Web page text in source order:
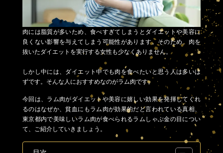
肉には脂質が多いため、食べすぎてしまうとダイエットや美容に
良くない影響を与えてしまう可能性があります。そのため、肉を
抜いたダイエットを実行する女性も少なくありません。
しかし中には、ダイエット中でも肉を食べたいと思う人は多いは
ずです。そんな人におすすめなのがラム肉です。
今回は、ラム肉がダイエットや美容に嬉しい効果を発揮してくれ
るのはなぜか、貧血にもラム肉が効果的だと言われている真相、
東京都内で美味しいラム肉が食べられるラムしゃぶ金の目につい
て、ご紹介していきましょう。